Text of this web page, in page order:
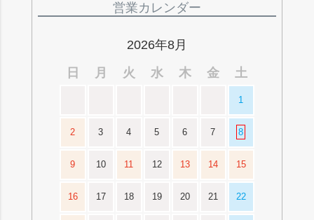
営業カレンダー
2026年8月
日
月 火 水 木 金 土
1
2 3 4 5 6 7 8
9 10 11 12 13 14 15
16 17 18 19 20 21 22